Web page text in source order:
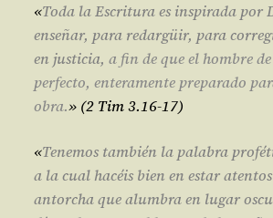
«Toda la Escritura es inspirada por
enseñar, para redargüir, para
en justicia, a fin de que el hombre de
perfecto, enteramente preparado
obra.» (2 Tim 3.16-17)
«Tenemos también la palabra
a la cual hacéis bien en estar
antorcha que alumbra en lugar